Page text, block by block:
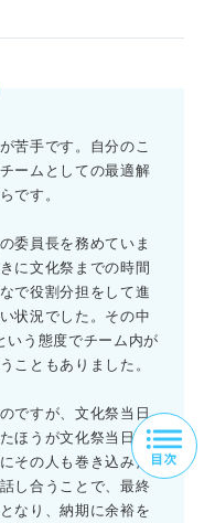
苦手です。自分のこ
ームとしての最適解
です。
委員長を務めていま
に文化祭までの時間
で役割分担をして進
状況でした。その中
いう態度でチーム内が
こともありました。
ですが、文化祭当日
ほうが文化祭当日を
その人も巻き込みた
し合うことで、最終
なり、納期に余裕を